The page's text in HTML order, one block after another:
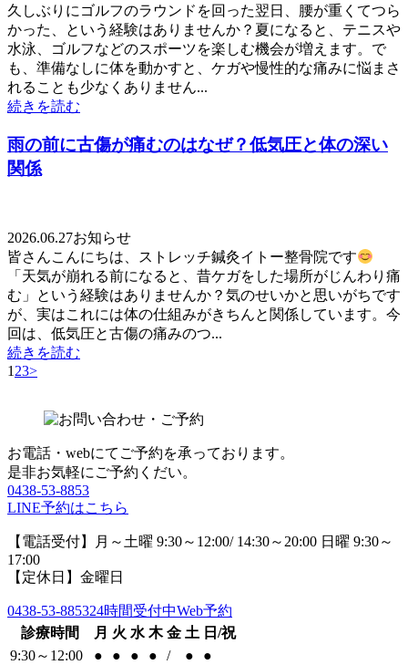
久しぶりにゴルフのラウンドを回った翌日、腰が重くてつら
かった、という経験はありませんか？夏になると、テニスや
水泳、ゴルフなどのスポーツを楽しむ機会が増えます。で
も、準備なしに体を動かすと、ケガや慢性的な痛みに悩まさ
れることも少なくありません...
続きを読む
雨の前に古傷が痛むのはなぜ？低気圧と体の深い
関係
2026.06.27お知らせ
皆さんこんにちは、ストレッチ鍼灸イトー整骨院です
「天気が崩れる前になると、昔ケガをした場所がじんわり痛
む」という経験はありませんか？気のせいかと思いがちです
が、実はこれには体の仕組みがきちんと関係しています。今
回は、低気圧と古傷の痛みのつ...
続きを読む
1 23>
お電話・webにてご予約を承っております。
是非お気軽にご予約くだい。
0438-53-8853
LINE予約はこちら
【電話受付】月～土曜 9:30～12:00/ 14:30～20:00 日曜 9:30～
17:00
【定休日】金曜日
0438-53-885324時間受付中Web予約
診療時間
月 火 水 木 金 土 日/祝
9:30～12:00
● ● ● ● / ●
●